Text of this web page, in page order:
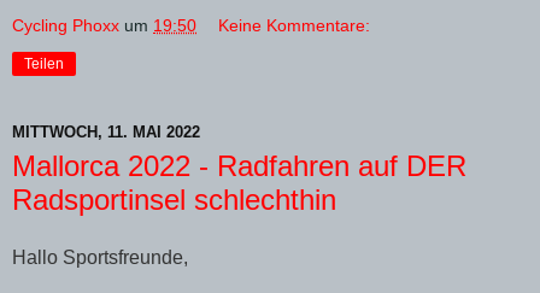
Cycling Phoxx um 19:50 Keine Kommentare:
Teilen
MITTWOCH, 11. MAI 2022
Mallorca 2022 - Radfahren auf DER
Radsportinsel schlechthin
Hallo Sportsfreunde,